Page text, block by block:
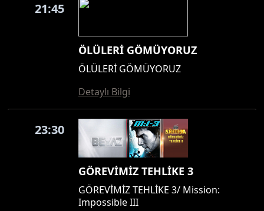
21:45
ÖLÜLERİ GÖMÜYORUZ
ÖLÜLERİ GÖMÜYORUZ
Detaylı Bilgi
23:30
GÖREVİMİZ TEHLİKE 3
GÖREVİMİZ TEHLİKE 3/ Mission:
Impossible III